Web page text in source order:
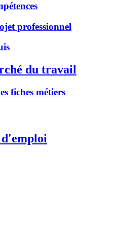
professionnel
du travail
fiches métiers